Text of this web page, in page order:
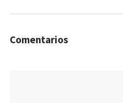
Comentarios